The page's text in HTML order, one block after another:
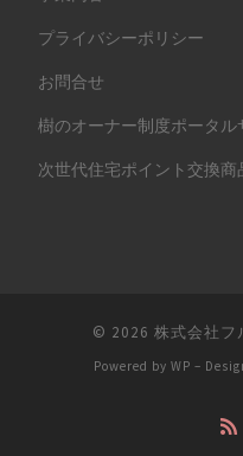
プライバシーポリシー
お問合せ
樹のオーナー制度ポータル
次世代住宅ポイント交換商
© 2026 株式会社フ
Powered by WP –